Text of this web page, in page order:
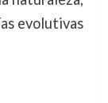
evolutivas